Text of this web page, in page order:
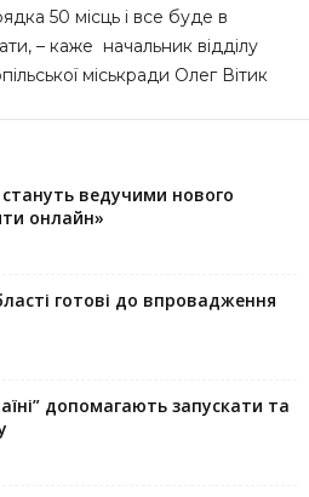
50 місць і все буде в
– каже начальник відділу
міськради Олег Вітик
стануть ведучими нового
онлайн»
готові до впровадження
допомагають запускaти та